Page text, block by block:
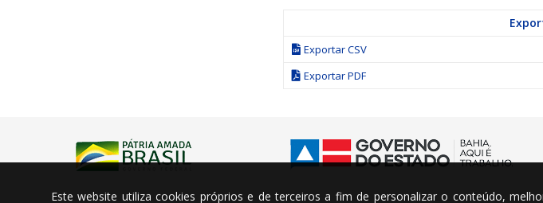
Exportar CSV
Exportar PDF
Este website utiliza cookies próprios e de terceiros a fim de personalizar o conteúdo,